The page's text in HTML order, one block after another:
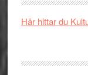
Här hittar du